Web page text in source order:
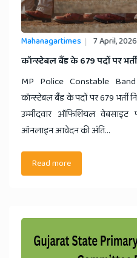
Mahanagartimes 7 April, 2026
​कॉन्स्टेबल बैंड के 679 पदों पर
MP Police Constable
कॉन्स्टेबल बैंड के पदों पर 679 भर्ती
उम्मीदवार ऑफिशियल
ऑनलाइन आवेदन की अंति...
Read more